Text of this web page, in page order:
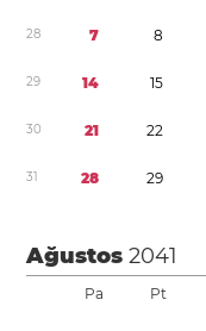
28 7 8
29 14 15
30 21 22
31 28 29
Ağustos2041
Pa Pt